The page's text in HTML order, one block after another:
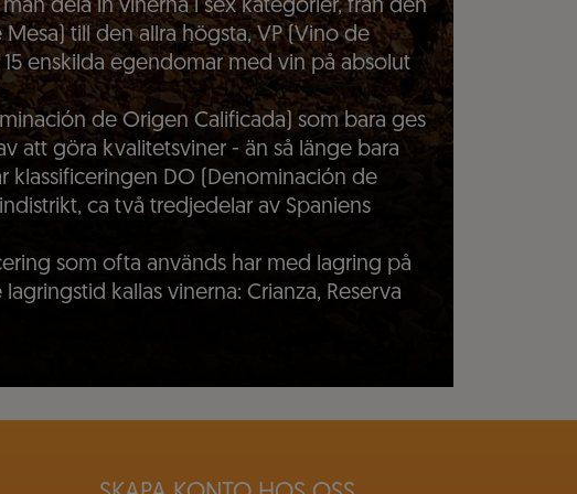
dela in vinerna i sex kategorier, från den
till den allra högsta, VP (Vino de
enskilda egendomar med vin på absolut
de Origen Calificada) som bara ges
att göra kvalitetsviner - än så länge bara
klassificeringen DO (Denominación de
ca två tredjedelar av Spaniens
som ofta används har med lagring på
kallas vinerna: Crianza, Reserva